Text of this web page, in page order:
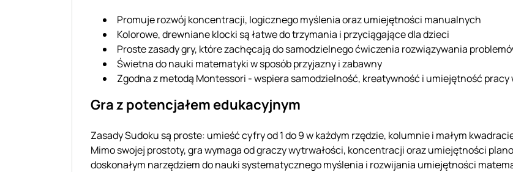
Promuje rozwój koncentracji, logicznego myślenia oraz umiejętności manualnych
Kolorowe, drewniane klocki są łatwe do trzymania i przyciągające dla dzieci
Proste zasady gry, które zachęcają do samodzielnego ćwiczenia rozwiązywania
Świetna do nauki matematyki w sposób przyjazny i zabawny
Zgodna z metodą Montessori - wspiera samodzielność, kreatywność i umiejętność pracy
Gra z potencjałem edukacyjnym
Zasady Sudoku są proste: umieść cyfry od 1 do 9 w każdym rzędzie, kolumnie i małym
Mimo swojej prostoty, gra wymaga od graczy wytrwałości, koncentracji oraz umiejętności
doskonałym narzędziem do nauki systematycznego myślenia i rozwijania umiejętności